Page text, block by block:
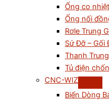
Ống co
Ống nối
Rơle Trung
Sứ Đỡ – Gối
Thanh
Tủ điện
CNC-WIZ
Biến Dòng